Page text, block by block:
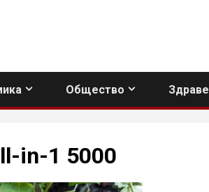
Общество Здраве
in-1 5000